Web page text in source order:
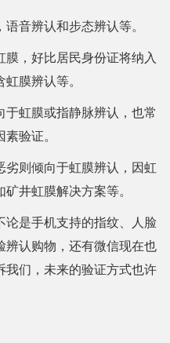
音辨认和步态辨认等。
，好比居民身份证将纳入
膜辨认等。
虹膜或指静脉辨认，也常
验证。
则倾向于虹膜辨认，因虹
井虹膜解决方案等。
论是手机支持的指纹、人脸
辨认购物，还有微信现在也
我们，未来的验证方式也许